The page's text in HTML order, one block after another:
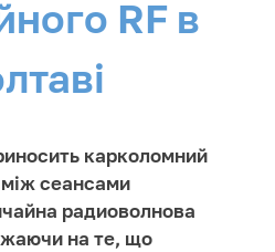
RF в
карколомний
сеансами
радиоволнова
на те, що